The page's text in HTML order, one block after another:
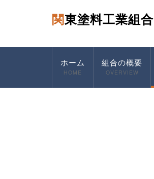
関東塗料工業組合
ホーム
HOME
組合の概要
OVERVIEW